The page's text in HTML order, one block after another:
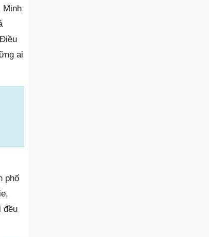
Minh
ai
phố
đều